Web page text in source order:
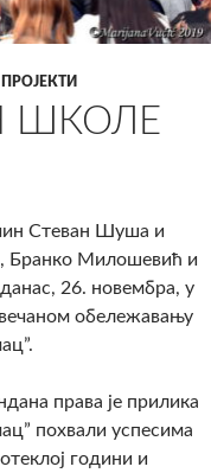
ПРОЈЕКТИ
ШКОЛЕ
Стеван Шуша и
Бранко Милошевић и
26. новембра, у
обележавању
права је прилика
похвали успесима
години и